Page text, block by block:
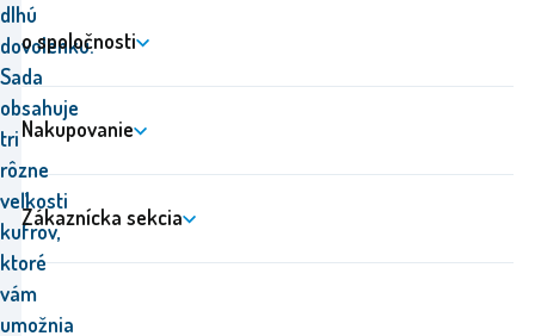
dlhú
dovolenku.
Sada
obsahuje
tri
rôzne
veľkosti
kufrov,
ktoré
vám
umožnia
o spoločnosti
Nakupovanie
Zákaznícka sekcia